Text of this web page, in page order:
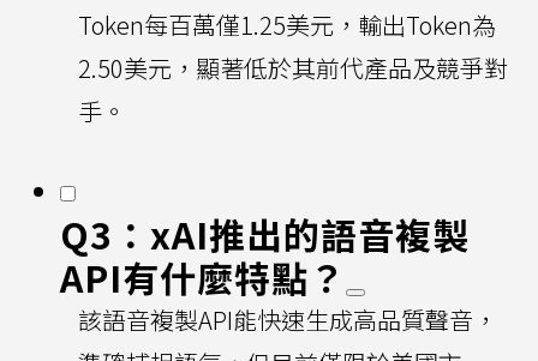
Token每百萬僅1.25美元，輸出Token為
2.50美元，顯著低於其前代產品及競爭對
手。
Q3：xAI推出的語音複製
API有什麼特點？
該語音複製API能快速生成高品質聲音，